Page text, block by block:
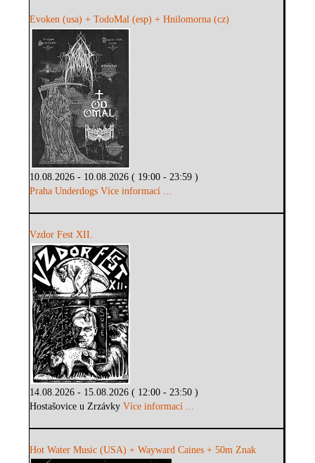
Evoken (usa) + TodoMal (esp) + Hnilomorna (cz)
10.08.2026 - 10.08.2026 ( 19:00 - 23:59 )
Praha Underdogs Více informací ...
Vzdor Fest XII.
14.08.2026 - 15.08.2026 ( 12:00 - 23:50 )
Hostašovice u ZrzávkyVíce informací ...
Hot Water Music (USA) + Wayward Caines + 50m Znak